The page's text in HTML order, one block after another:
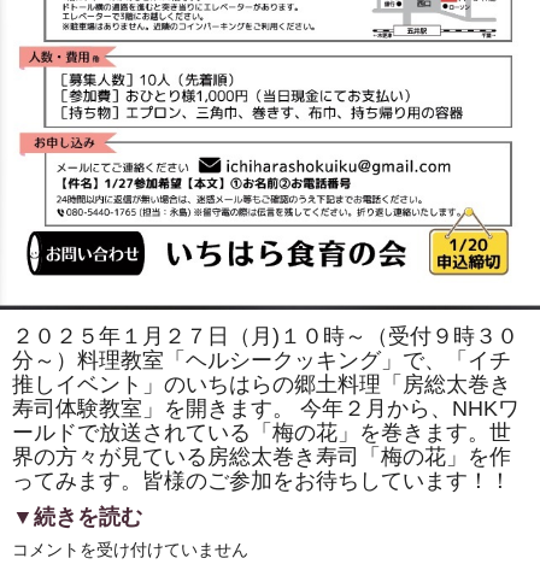
２０２５年１月２７日（月)１０時～（受付９時３０
分～）料理教室「ヘルシークッキング」で、「イチ
推しイベント」のいちはらの郷土料理「房総太巻き
寿司体験教室」を開きます。 今年２月から、NHKワ
ールドで放送されている「梅の花」を巻きます。世
界の方々が見ている房総太巻き寿司「梅の花」を作
ってみます。皆様のご参加をお待ちしています！！
▼続きを読む
市
コメントを受け付けていません